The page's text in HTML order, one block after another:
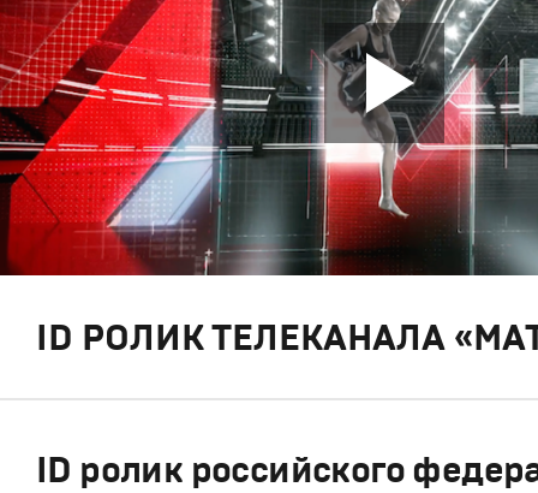
ID РОЛИК ТЕЛЕКАНАЛА
ID ролик российского